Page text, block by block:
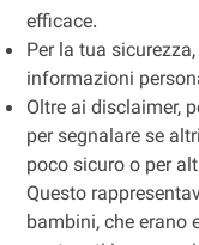
efficace.
Per la tua
informazioni
Oltre ai disclaimer,
per segnalare se
poco sicuro o per
Questo
bambini, che erano